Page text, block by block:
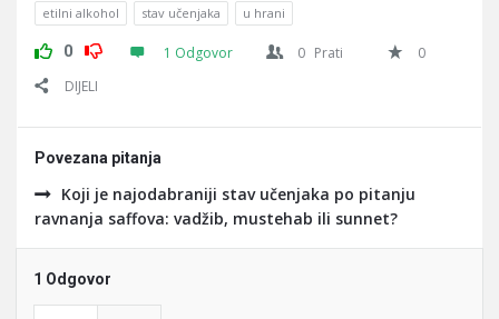
etilni alkohol stav učenjaka u hrani
0 1 Odgovor 0 Prati
0
DIJELI
Povezana pitanja
Koji je najodabraniji stav učenjaka po pitanju
ravnanja saffova: vadžib, mustehab ili sunnet?
1 Odgovor